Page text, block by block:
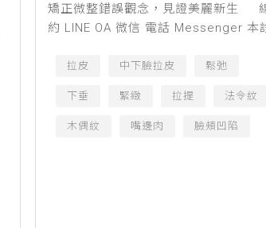
矯正微整錯誤觀念，見證美麗新生
約 LINE OA 微信 電話 Messenger 本
登，僅作輔助診療說明...
拉皮 中下臉拉皮 鬆弛
下垂 緊緻 拉提 法令紋
木偶紋 嘴邊肉 臉頰凹陷